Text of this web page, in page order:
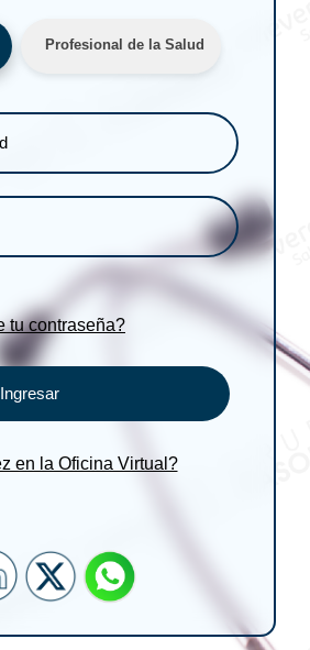
Profesional de la Salud
tu contraseña?
Ingresar
en la Oficina Virtual?